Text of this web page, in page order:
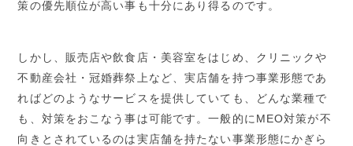
策の優先順位が高い事も十分にあり得るのです。
しかし、販売店や飲食店・美容室をはじめ、クリニックや
不動産会社・冠婚葬祭上など、実店舗を持つ事業形態であ
ればどのようなサービスを提供していても、どんな業種で
も、対策をおこなう事は可能です。一般的にMEO対策が不
向きとされているのは実店舗を持たない事業形態にかぎら